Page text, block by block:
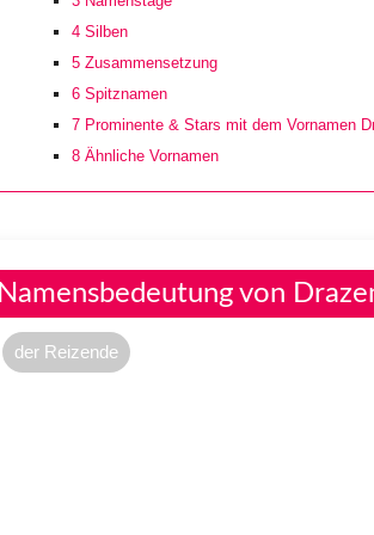
4 Silben
5 Zusammensetzung
6 Spitznamen
7 Prominente & Stars mit dem Vornamen
8 Ähnliche Vornamen
Namensbedeutung von
der Reizende